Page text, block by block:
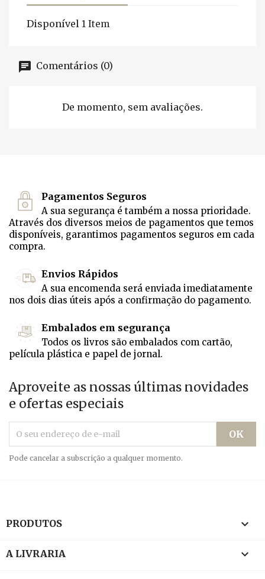
Disponível 1 Item
Comentários (0)
De momento, sem avaliações.
Pagamentos Seguros
A sua segurança é também a nossa prioridade.
Através dos diversos meios de pagamentos que temos
disponíveis, garantimos pagamentos seguros em cada
compra.
Envios Rápidos
A sua encomenda será enviada imediatamente
nos dois dias úteis após a confirmação do pagamento.
Embalados em segurança
Todos os livros são embalados com cartão,
película plástica e papel de jornal.
Aproveite as nossas últimas novidades
e ofertas especiais
Pode cancelar a subscrição a qualquer momento.
PRODUTOS 
A LIVRARIA 